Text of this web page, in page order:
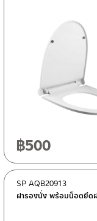
฿500
ฝารองนั่ง พร้อมน็อตยึด
SP AQB20913